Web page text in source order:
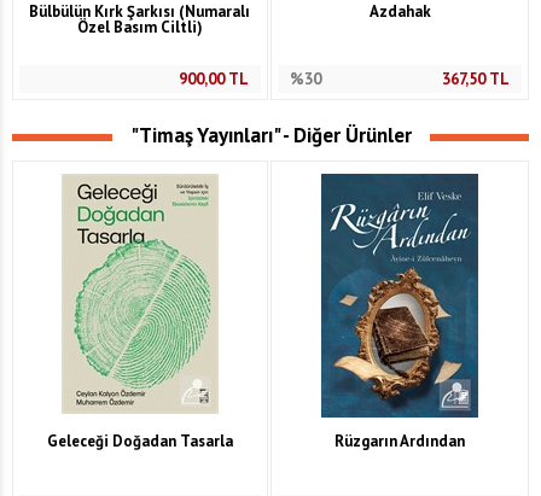
Bülbülün Kırk Şarkısı (Numaralı
Özel Basım Ciltli)
900,00TL
Azdahak
%30 367,50TL
"Timaş Yayınları" - Diğer Ürünler
Geleceği Doğadan Tasarla Rüzgarın Ardından